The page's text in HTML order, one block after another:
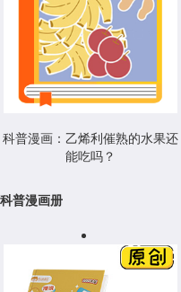
科普漫画：乙烯利催熟的水果还
能吃吗？
科普漫画册